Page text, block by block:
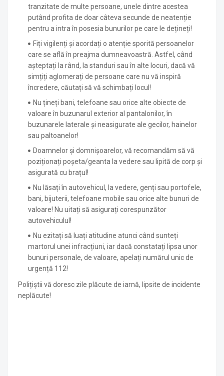
tranzitate de multe persoane, unele dintre acestea
putând profita de doar câteva secunde de neatenție
pentru a intra în posesia bunurilor pe care le dețineți!
Fiți vigilenți și acordați o atenție sporită persoanelor
care se află în preajma dumneavoastră. Astfel, când
așteptați la rând, la standuri sau în alte locuri, dacă vă
simțiți aglomerați de persoane care nu vă inspiră
încredere, căutați să vă schimbați locul!
Nu țineți bani, telefoane sau orice alte obiecte de
valoare în buzunarul exterior al pantalonilor, în
buzunarele laterale și neasigurate ale gecilor, hainelor
sau paltoanelor!
Doamnelor și domnișoarelor, vă recomandăm să vă
poziționați poșeta/geanta la vedere sau lipită de corp și
asigurată cu brațul!
Nu lăsați în autovehicul, la vedere, genți sau portofele,
bani, bijuterii, telefoane mobile sau orice alte bunuri de
valoare! Nu uitați să asigurați corespunzător
autovehiculul!
Nu ezitați să luați atitudine atunci când sunteți
martorul unei infracțiuni, iar dacă constatați lipsa unor
bunuri personale, de valoare, apelați numărul unic de
urgență 112!
Polițiștii vă doresc zile plăcute de iarnă, lipsite de incidente
neplăcute!